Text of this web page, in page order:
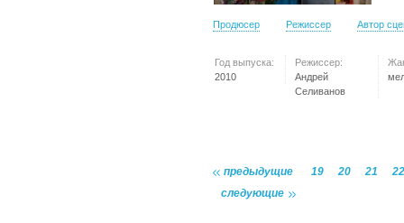
Продюсер Режиссер Автор
Год выпуска:
2010
Режиссер:
Андрей
Селиванов
предыдущие 19 20 21
22
следующие